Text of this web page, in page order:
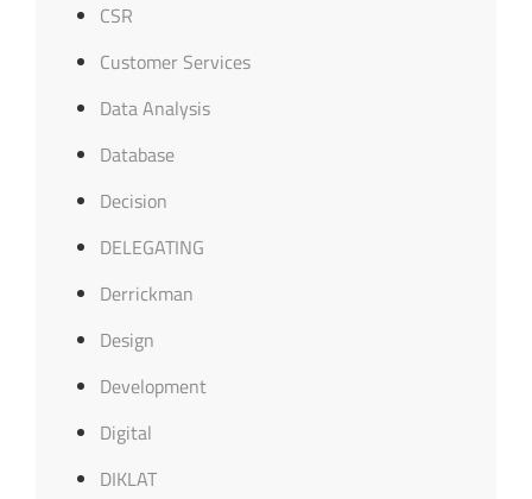
CSR
Customer Services
Data Analysis
Database
Decision
DELEGATING
Derrickman
Design
Development
Digital
DIKLAT